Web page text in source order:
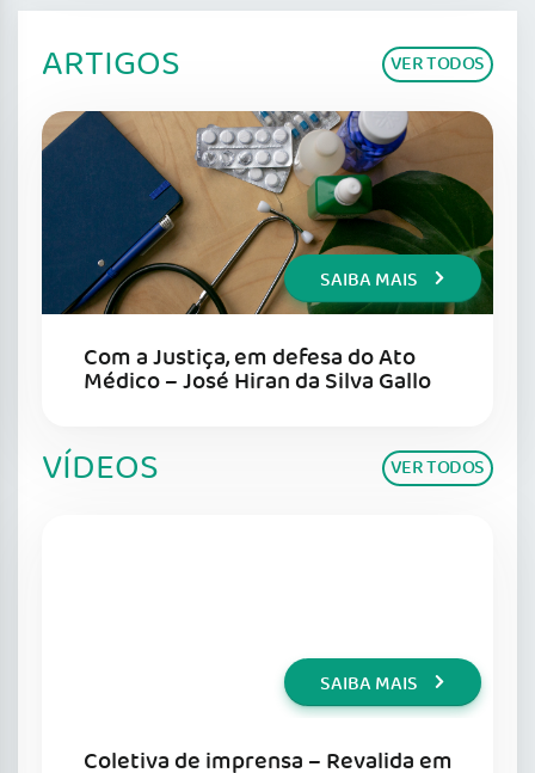
ARTIGOS VER TODOS
SAIBA MAIS
Com a Justiça, em defesa do Ato
Médico – José Hiran da Silva Gallo
VÍDEOS VER TODOS
SAIBA MAIS
Coletiva de imprensa – Revalida em